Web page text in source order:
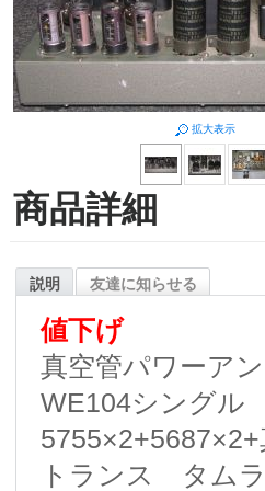
拡大表示
商品詳細
説明 友達に知らせる
値下げ
真空管パワーア
WE104シングル
トランス タム